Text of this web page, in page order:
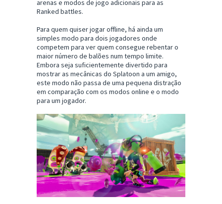
arenas e modos de jogo adicionais para as
Ranked battles.
Para quem quiser jogar offline, há ainda um
simples modo para dois jogadores onde
competem para ver quem consegue rebentar o
maior número de balões num tempo limite.
Embora seja suficientemente divertido para
mostrar as mecânicas do Splatoon a um amigo,
este modo não passa de uma pequena distração
em comparação com os modos online e o modo
para um jogador.